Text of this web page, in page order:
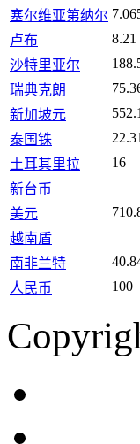
塞尔维亚第纳尔
卢布
8.21
沙特里亚尔
瑞典克朗
新加坡元
泰国铢
22.31
土耳其里拉
16
新台币
美元
越南盾
南非兰特
人民币
100